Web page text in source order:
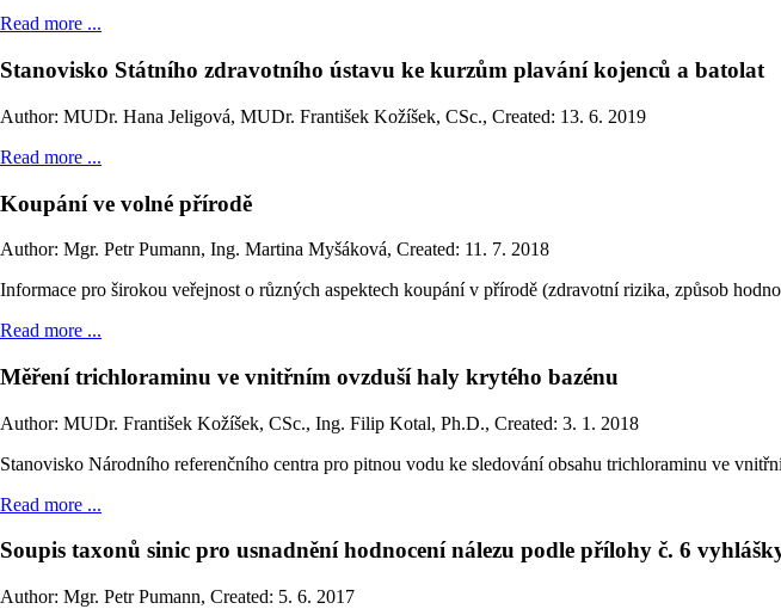
Read more ...
Stanovisko Státního zdravotního ústavu ke kurzům plavání kojenců a batolat
Author: MUDr. Hana Jeligová, MUDr. František Kožíšek, CSc., Created: 13. 6. 2019
Read more ...
Koupání ve volné přírodě
Author: Mgr. Petr Pumann, Ing. Martina Myšáková, Created: 11. 7. 2018
Informace pro širokou veřejnost o různých aspektech koupání v přírodě (zdravotní rizika, způsob
Read more ...
Měření trichloraminu ve vnitřním ovzduší haly krytého bazénu
Author: MUDr. František Kožíšek, CSc., Ing. Filip Kotal, Ph.D., Created: 3. 1. 2018
Stanovisko Národního referenčního centra pro pitnou vodu ke sledování obsahu trichloraminu ve
Read more ...
Soupis taxonů sinic pro usnadnění hodnocení nálezu podle přílohy č. 6
Author: Mgr. Petr Pumann, Created: 5. 6. 2017